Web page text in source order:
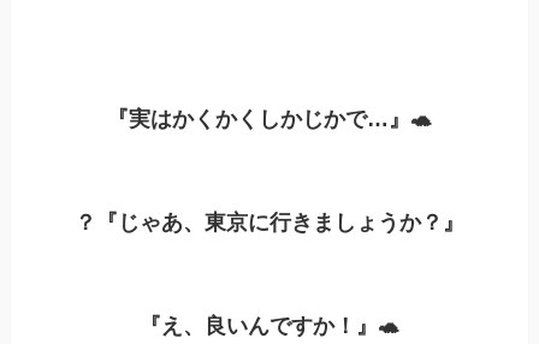
『実はかくかくしかじかで…』🐢
？『じゃあ、東京に行きましょうか？』
『え、良いんですか！』🐢